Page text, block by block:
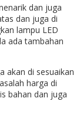
dan juga
dan juga di
lampu LED
ada tambahan
akan di sesuaikan
harga di
bahan dan juga